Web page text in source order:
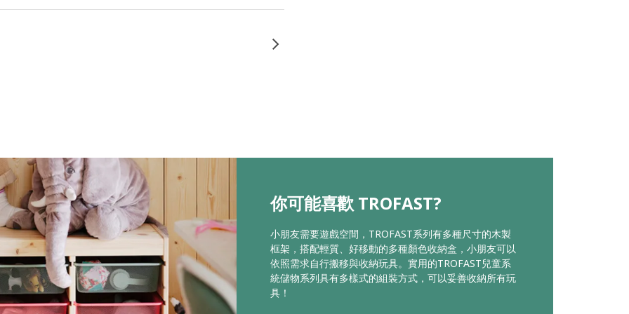
你可能喜歡 TROFAST?
小朋友需要遊戲空間，TROFAST系列有多種尺寸的木製
框架，搭配輕質、好移動的多種顏色收納盒，小朋友可以
依照需求自行搬移與收納玩具。實用的TROFAST兒童系
統儲物系列具有多樣式的組裝方式，可以妥善收納所有玩
具！